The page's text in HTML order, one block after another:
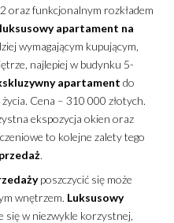
oraz funkcjonalnym rozkładem
luksusowy apartament na
wymagającym kupującym,
najlepiej w budynku 5-
apartament do
Cena – 310 000 złotych.
ekspozycja okien oraz
to kolejne zalety tego
.
poszczycić się może
wnętrzem. Luksusowy
się w niezwykle korzystnej,